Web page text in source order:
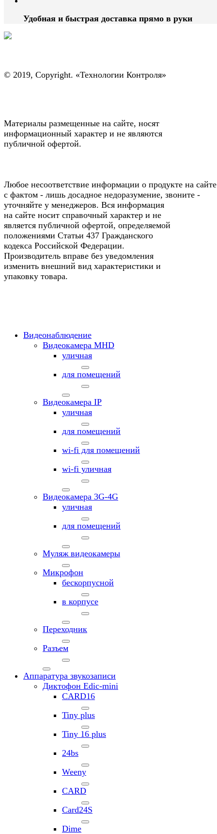
Удобная и быстрая доставка прямо в руки
© 2019, Copyright. «Технологии Контроля»
Материалы размещенные на сайте, носят
информационный характер и не являются
публичной офертой.
Любое несоответствие информации о продукте на сайте
с фактом - лишь досадное недоразумение, звоните -
уточняйте у менеджеров. Вся информация
на сайте носит справочный характер и не
является публичной офертой, определяемой
положениями Статьи 437 Гражданского
кодекса Российской Федерации.
Производитель вправе без уведомления
изменить внешний вид характеристики и
упаковку товара.
Видеонаблюдение
Видеокамера MНD
уличная
для помещений
Видеокамера IP
уличная
для помещений
wi-fi для помещений
wi-fi уличная
Видеокамера 3G-4G
уличная
для помещений
Муляж видеокамеры
Микрофон
бескорпусной
в корпусе
Переходник
Разъем
Аппаратура звукозаписи
Диктофон Edic-mini
CARD16
Tiny plus
Tiny 16 plus
24bs
Weeny
CARD
Card24S
Dime